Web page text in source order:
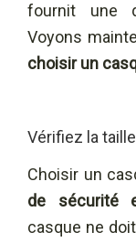
fournit une
Voyons
choisir un
Vérifiez la
Choisir un
de sécurité
casque ne